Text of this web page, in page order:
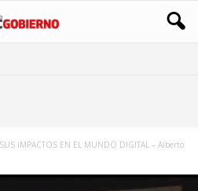
IMPACTOS EN EL MUNDO DIGITAL – Alberto